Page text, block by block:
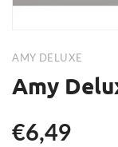
AMY DELUXE
Amy
€6,49